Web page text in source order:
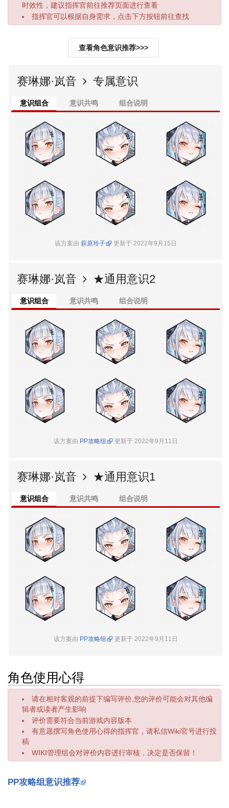
时效性，建议指挥官前往推荐页面进行查看
指挥官可以根据自身需求，点击下方按钮前往查找
查看角色意识推荐>>>
赛琳娜·岚音 专属意识
意识组合 意识共鸣 组合说明
该方案由 萩原玲子 更新于 2022年9月15日
赛琳娜·岚音 ★通用意识2
意识组合 意识共鸣 组合说明
该方案由 PP攻略组 更新于 2022年9月11日
赛琳娜·岚音 ★通用意识1
意识组合 意识共鸣 组合说明
该方案由 PP攻略组 更新于 2022年9月11日
角色使用心得
请在相对客观的前提下编写评价,您的评价可能会对其他编
辑者或读者产生影响
评价需要符合当前游戏内容版本
有意愿撰写角色使用心得的指挥官，请私信Wiki官号进行投
稿
WIKI管理组会对评价内容进行审核，决定是否保留！
PP攻略组意识推荐